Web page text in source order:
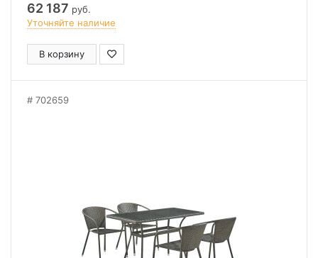
62 187 руб.
Уточняйте наличие
В корзину
702659